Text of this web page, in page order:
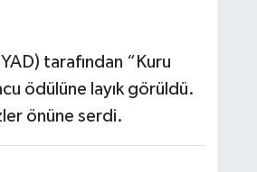
tarafından “Kuru
ödülüne layık görüldü.
önüne serdi.